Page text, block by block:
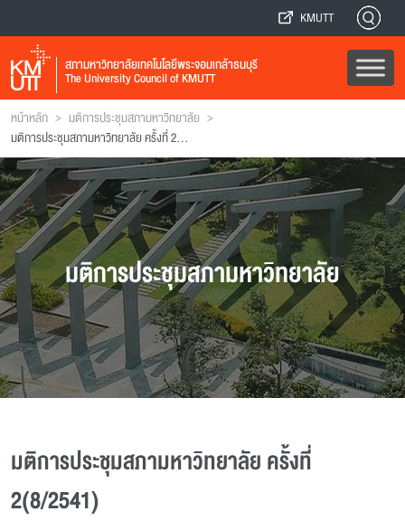
KMUTT
สภามหาวิทยาลัยเทคโนโลยีพระจอมเกล้าธนบุรี
The University Council of KMUTT
หน้าหลัก > มติการประชุมสภามหาวิทยาลัย >
มติการประชุมสภามหาวิทยาลัย ครั้งที่ 2(8/2541)
มติการประชุมสภามหาวิทยาลัย
มติการประชุมสภามหาวิทยาลัย ครั้งที่
2(8/2541)